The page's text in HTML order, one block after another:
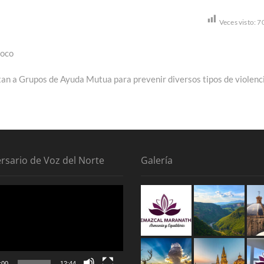
Veces visto:
a Grupos de Ayuda Mutua para prevenir diversos tipos de
de Voz del Norte Galería